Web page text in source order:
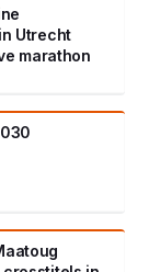
Utrecht
marathon